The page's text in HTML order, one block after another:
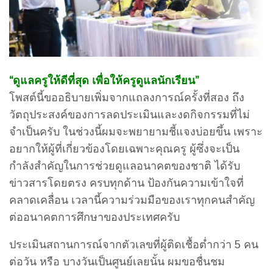
“ดูแลครูให้ดีที่สุด เพื่อให้ครูดูแลนักเรียน”
โพสต์นี้ขออธิบายเพิ่มจากแถลงการณ์ครั้งที่สอง ถึง
วัตถุประสงค์ของการลดประเมินและงดกิจกรรมที่ไม่
จำเป็นครับ ในช่วงนี้ผมจะพยายามชี้แจงบ่อยขึ้น เพราะ
อยากให้ผู้ที่เกี่ยวข้องโดยเฉพาะคุณครู ผู้ซึ่งจะเป็น
กำลังสำคัญในการช่วยดูแลอนาคตของชาติ ได้รับ
ข่าวสารโดยตรง ครบทุกด้าน ป้องกันความเข้าใจที่
คลาดเคลื่อน เวลานี้ความร่วมมือของเราทุกคนสำคัญ
ต่ออนาคตการศึกษาของประเทศครับ
ประเมินสถานการณ์จากตัวเลขที่ผู้ติดเชื้อต่ำกว่า 5 คน
ต่อวัน หรือ บางวันเป็นศูนย์เลยนั้น ผมขอชื่นชม